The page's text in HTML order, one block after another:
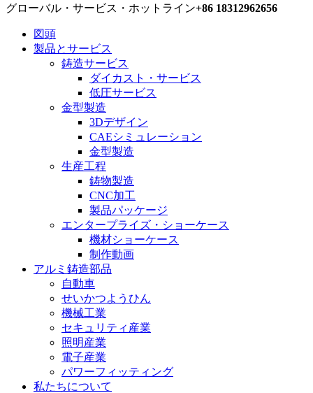
グローバル・サービス・ホットライン+86 18312962656
図頭
製品とサービス
鋳造サービス
ダイカスト・サービス
低圧サービス
金型製造
3Dデザイン
CAEシミュレーション
金型製造
生産工程
鋳物製造
CNC加工
製品パッケージ
エンタープライズ・ショーケース
機材ショーケース
制作動画
アルミ鋳造部品
自動車
せいかつようひん
機械工業
セキュリティ産業
照明産業
電子産業
パワーフィッティング
私たちについて